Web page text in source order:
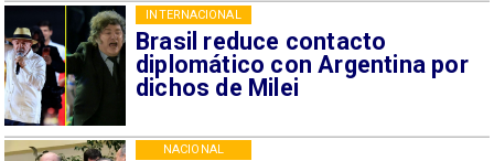
Brasil reduce contacto
diplomático con Argentina por
dichos de Milei
INTERNACIONAL
NACIONAL